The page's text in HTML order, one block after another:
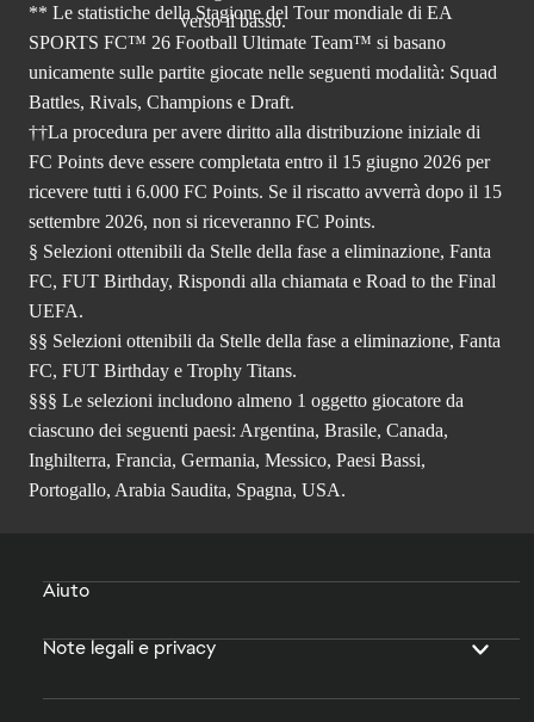
** Le statistiche della Stagione del Tour mondiale di EA
SPORTS FC™ 26 Football Ultimate Team™ si basano
unicamente sulle partite giocate nelle seguenti modalità: Squad
Battles, Rivals, Champions e Draft.
††La procedura per avere diritto alla distribuzione iniziale di
FC Points deve essere completata entro il 15 giugno 2026 per
ricevere tutti i 6.000 FC Points. Se il riscatto avverrà dopo il 15
settembre 2026, non si riceveranno FC Points.
§ Selezioni ottenibili da Stelle della fase a eliminazione, Fanta
FC, FUT Birthday, Rispondi alla chiamata e Road to the Final
UEFA.
§§ Selezioni ottenibili da Stelle della fase a eliminazione, Fanta
FC, FUT Birthday e Trophy Titans.
§§§ Le selezioni includono almeno 1 oggetto giocatore da
ciascuno dei seguenti paesi: Argentina, Brasile, Canada,
Inghilterra, Francia, Germania, Messico, Paesi Bassi,
Portogallo, Arabia Saudita, Spagna, USA.
Aiuto
Note legali e privacy